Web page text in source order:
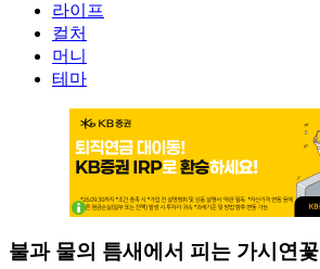
라이프
컬처
머니
테마
불과 물의 틈새에서 피는 가시연꽃